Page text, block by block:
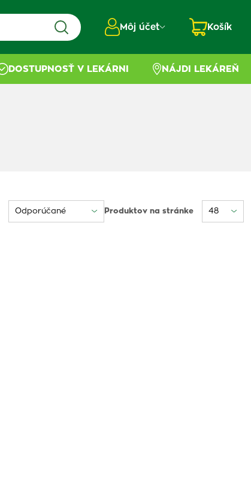
Môj účet Košík
DOSTUPNOSŤ V LEKÁRNI NÁJDI LEKÁREŇ
Produktov na stránke